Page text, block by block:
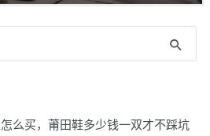
么买，莆田鞋多少钱一双才不踩坑